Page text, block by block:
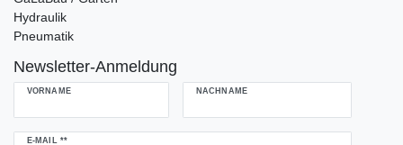
Hydraulik
Pneumatik
Newsletter-Anmeldung
VORNAME NACHNAME
E-MAIL **
Newsletter